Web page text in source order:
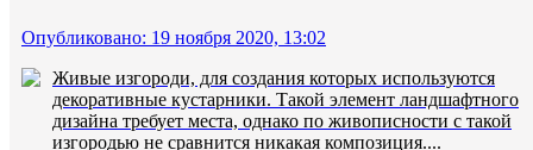
Опубликовано: 19 ноября 2020, 13:02
Живые изгороди, для создания которых используются
декоративные кустарники. Такой элемент ландшафтного
дизайна требует места, однако по живописности с такой
изгородью не сравнится никакая композиция....